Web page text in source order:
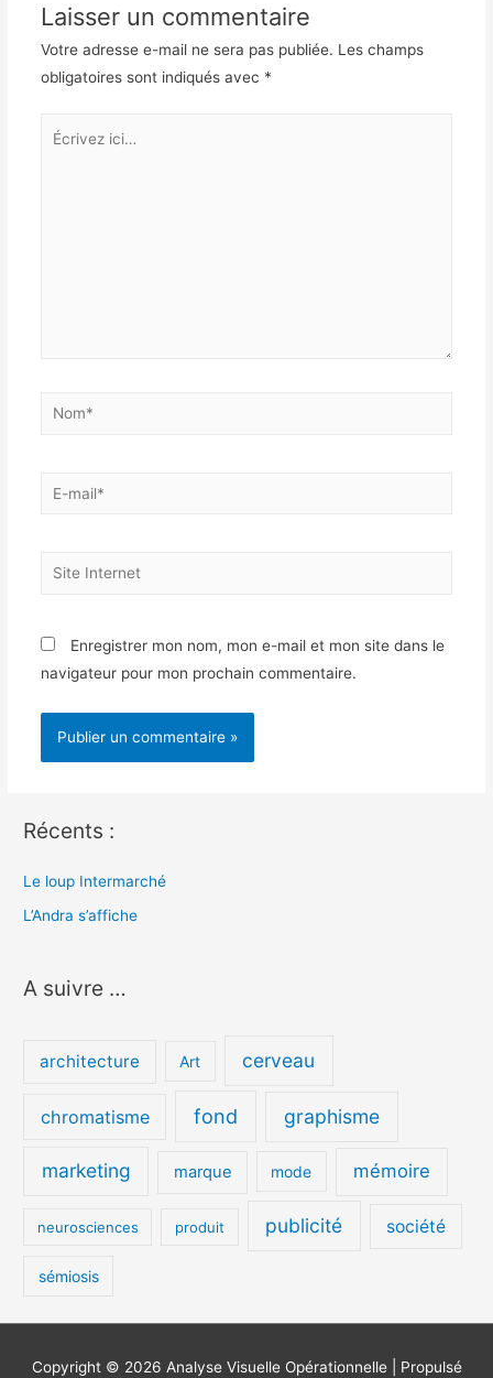
Laisser un commentaire
Votre adresse e-mail ne sera pas publiée. Les champs
obligatoires sont indiqués avec *
Écrivez
Nom*
E-
Site
Enregistrer mon nom, mon e-mail et mon site dans le
navigateur pour mon prochain commentaire.
Récents :
Le loup Intermarché
L’Andra s’affiche
A suivre …
architecture Art cerveau
chromatisme fond graphisme
marketing marque mode mémoire
neurosciences produit publicité société
sémiosis
Copyright © 2026 Analyse Visuelle Opérationnelle| Propulsé